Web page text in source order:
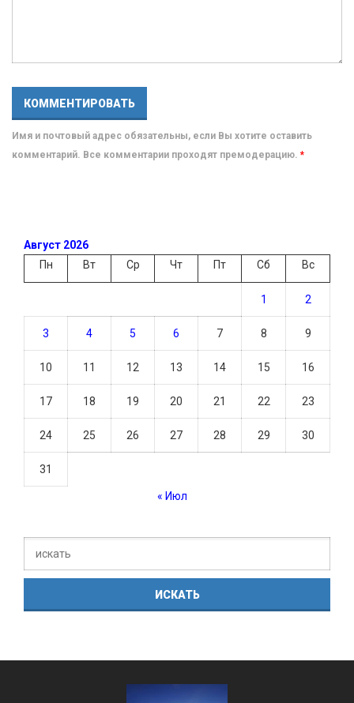
Имя и почтовый адрес обязательны, если Вы хотите оставить
комментарий. Все комментарии проходят премодерацию. *
Август 2026
Пн
Вт Ср Чт Пт Сб Вс
1 2
3 4 5 6 7 8 9
10 11 12 13 14 15 16
17 18 19 20 21 22 23
24 25 26 27 28 29 30
31
« Июл